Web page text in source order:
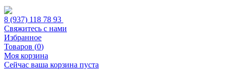
8 (937) 118 78 93
Свяжитесь с нами
Избранное
Товаров (0)
Моя корзина
Сейчас ваша корзина пуста